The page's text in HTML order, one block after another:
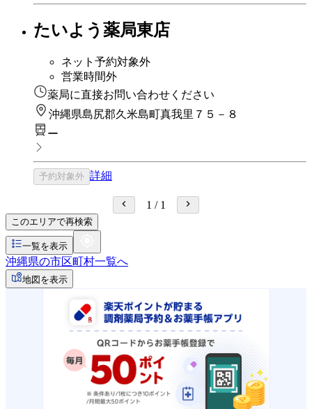
たいよう薬局東店
ネット予約対象外
営業時間外
薬局に直接お問い合わせください
沖縄県島尻郡久米島町真我里７５－８
ー
予約対象外 詳細
1 / 1
このエリアで再検索
一覧を表示
沖縄県の市区町村一覧へ
地図を表示